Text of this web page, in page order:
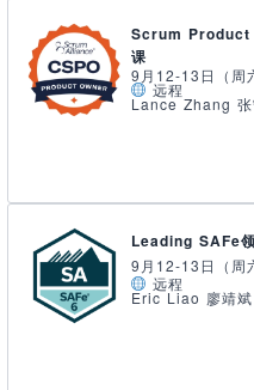
Scrum Product
课
9月12-13日（周
远程
Lance Zhang 张
Leading SAFe
9月12-13日（周
远程
Eric Liao 廖靖